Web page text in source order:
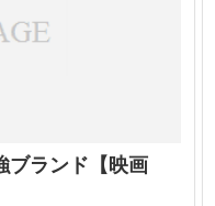
ブランド【映画